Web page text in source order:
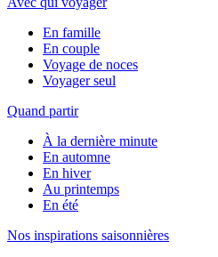
En famille
En couple
Voyage de noces
Voyager seul
Quand partir
À la dernière minute
En automne
En hiver
Au printemps
En été
Nos inspirations saisonnières